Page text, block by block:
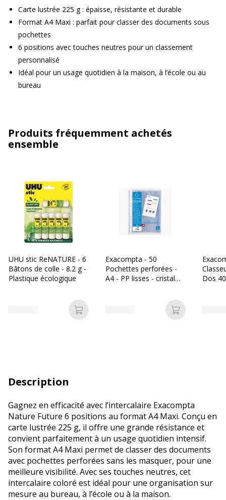
Carte lustrée 225 g : épaisse, résistante et durable
Format A4 Maxi : parfait pour classer des documents sous
pochettes
6 positions avec touches neutres pour un classement
personnalisé
Idéal pour un usage quotidien à la maison, à l’école ou au
bureau
Produits fréquemment achetés
ensemble
UHU stic ReNATURE - 6
Bâtons de colle - 8.2 g -
Plastique écologique
Ajouter au panier
Exacompta - 50
Pochettes perforées -
A4 - PP lisses - cristal
Ajouter au
Dos
Description
Gagnez en efficacité avec l’intercalaire Exacompta
Nature Future 6 positions au format A4 Maxi. Conçu en
carte lustrée 225 g, il offre une grande résistance et
convient parfaitement à un usage quotidien intensif.
Son format A4 Maxi permet de classer des documents
avec pochettes perforées sans les masquer, pour une
meilleure visibilité. Avec ses touches neutres, cet
intercalaire coloré est idéal pour une organisation sur
mesure au bureau, à l’école ou à la maison.